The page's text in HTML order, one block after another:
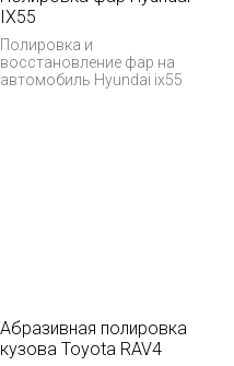
IX55
Полировка и
восстановление фар на
автомобиль Hyundai ix55
Абразивная полировка
кузова Toyota RAV4